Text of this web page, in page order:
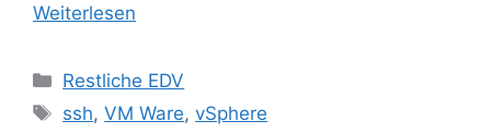
Weiterlesen
Kategorien
Restliche EDV
Schlagwörter
ssh,VM Ware,vSphere